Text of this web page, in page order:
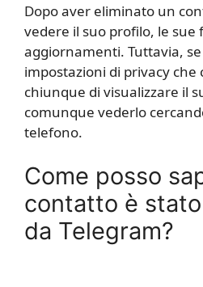
Dopo aver eliminato un
vedere il suo profilo, le sue
aggiornamenti. Tuttavia,
impostazioni di privacy che
chiunque di visualizzare il
comunque vederlo
telefono.
Come posso
contatto è
da Telegram?